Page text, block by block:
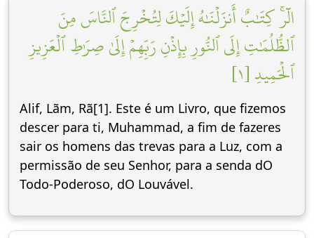
الٓرۚ كِتَٰبٌ أَنزَلۡنَٰهُ إِلَيۡكَ لِتُخۡرِجَ ٱلنَّاسَ مِنَ
ٱلظُّلُمَٰتِ إِلَى ٱلنُّورِ بِإِذۡنِ رَبِّهِمۡ إِلَىٰ صِرَٰطِ ٱلۡعَزِيزِ
ٱلۡحَمِيدِ [١]
Alif, Lãm, Rã[1]. Este é um Livro, que fizemos
descer para ti, Muhammad, a fim de fazeres
sair os homens das trevas para a Luz, com a
permissão de seu Senhor, para a senda dO
Todo-Poderoso, dO Louvável.